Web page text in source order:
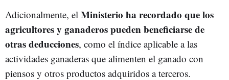
Adicionalmente, el Ministerio ha recordado que los
agricultores y ganaderos pueden beneficiarse de
otras deducciones, como el índice aplicable a las
actividades ganaderas que alimenten el ganado con
piensos y otros productos adquiridos a terceros.